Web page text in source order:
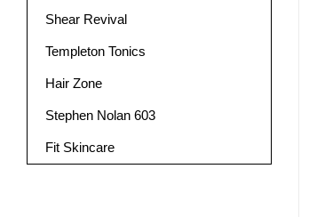
Shear Revival
Templeton Tonics
Hair Zone
Stephen Nolan 603
Fit Skincare
Lược nam Tony & Guy 2 răng